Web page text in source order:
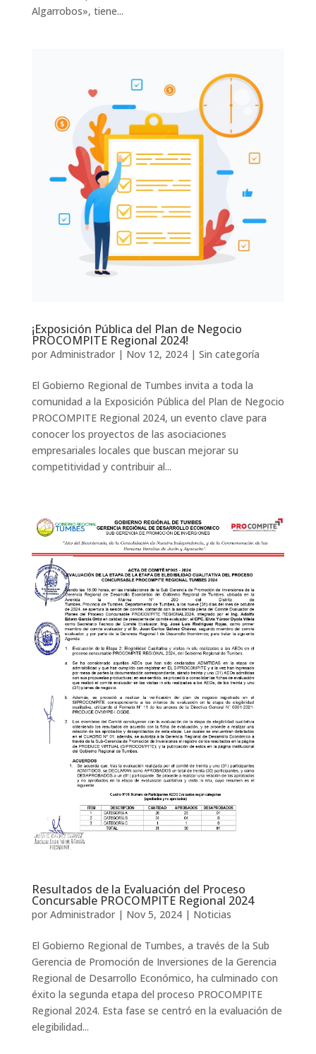
Algarrobos», tiene...
¡Exposición Pública del Plan de Negocio
PROCOMPITE Regional 2024!
por Administrador| Nov 12, 2024| Sin categoría
El Gobierno Regional de Tumbes invita a toda la
comunidad a la Exposición Pública del Plan de Negocio
PROCOMPITE Regional 2024, un evento clave para
conocer los proyectos de las asociaciones
empresariales locales que buscan mejorar su
competitividad y contribuir al...
Resultados de la Evaluación del Proceso
Concursable PROCOMPITE Regional 2024
por Administrador| Nov 5, 2024| Noticias
El Gobierno Regional de Tumbes, a través de la Sub
Gerencia de Promoción de Inversiones de la Gerencia
Regional de Desarrollo Económico, ha culminado con
éxito la segunda etapa del proceso PROCOMPITE
Regional 2024. Esta fase se centró en la evaluación de
elegibilidad...